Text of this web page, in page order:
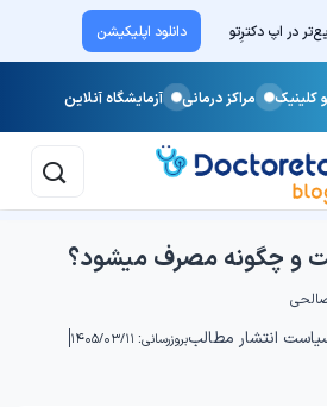
در اپ دکترِتو دانلود اپلیکیشن
کلینیک مراکز درمانی آزمایشگاه آنلاین
و چگونه مصرف میشود؟
انتشار مطالببروزرسانی: ۱۴۰۵/۰۳/۱۱